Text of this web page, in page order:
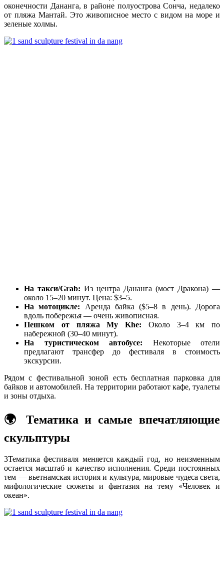
оконечности Дананга, в районе полуострова Сонча, недалеко
от пляжа Мантай. Это живописное место с видом на море и
зеленые холмы.
На такси/Grab: Из центра Дананга (мост Дракона) —
около 15–20 минут. Цена: $3–5.
На мотоцикле: Аренда байка ($5–8 в день). Дорога
вдоль побережья — очень живописная.
Пешком от пляжа My Khe: Около 3–4 км по
набережной (30–40 минут).
На туристическом автобусе: Некоторые отели
предлагают трансфер до фестиваля в стоимость
экскурсии.
Рядом с фестивальной зоной есть бесплатная парковка для
байков и автомобилей. На территории работают кафе, туалеты
и зоны отдыха.
🌍 Тематика и самые впечатляющие
скульптуры
3Тематика фестиваля меняется каждый год, но неизменным
остается масштаб и качество исполнения. Среди постоянных
тем — вьетнамская история и культура, мировые чудеса света,
мифологические сюжеты и фантазия на тему «Человек и
океан».